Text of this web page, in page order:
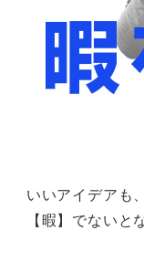
いいアイデアも
【暇】でないと